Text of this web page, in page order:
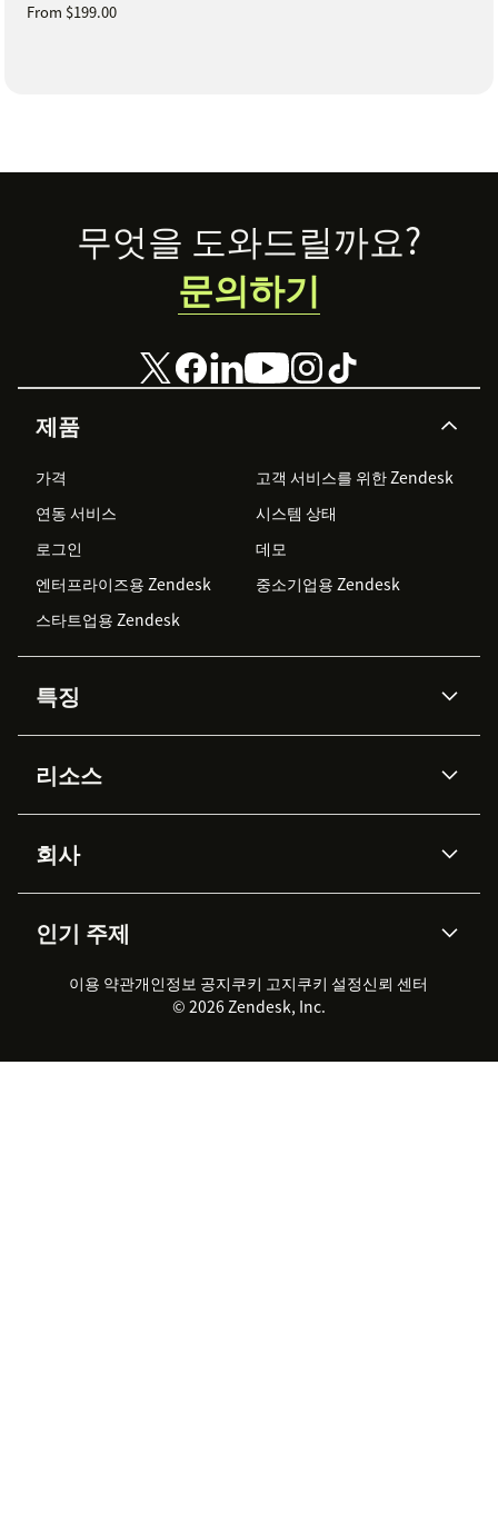
From $199.00
Footer
제품
가격
고객 서비스를 위한 Zendesk
연동 서비스
시스템 상태
로그인
데모
엔터프라이즈용 Zendesk
중소기업용 Zendesk
스타트업용 Zendesk
특징
Zendesk AI
Advanced Data Privacy &
Protection
지식창고
워크포스 관리
실시간 채팅
클라이언트 포털
리소스
API & 개발자
AI 리서치
이벤트 & 웨비나
고객 사례
회사
채용 정보
지속 가능성 보고서
Zendesk Foundation
법적 정보
인기 주제
2026 CX 트렌드
제품 업데이트
고객 서비스 소프트웨어
헬프 데스크 통합 티켓 관리 소
무엇을 도와드릴까요?
문의하기
이용 약관개인정보 공지쿠키 고지쿠키 설정신뢰 센터
© 2026 Zendesk, Inc.